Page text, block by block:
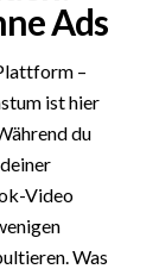
Ads
–
ist hier
du
Video
Was